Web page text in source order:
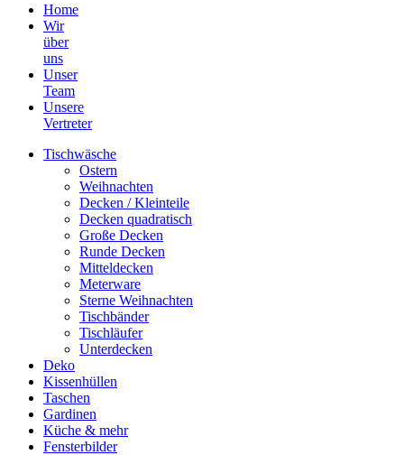
Home
Wir
über
uns
Unser
Team
Unsere
Vertreter
Tischwäsche
Ostern
Weihnachten
Decken / Kleinteile
Decken quadratisch
Große Decken
Runde Decken
Mitteldecken
Meterware
Sterne Weihnachten
Tischbänder
Tischläufer
Unterdecken
Deko
Kissenhüllen
Taschen
Gardinen
Küche & mehr
Fensterbilder